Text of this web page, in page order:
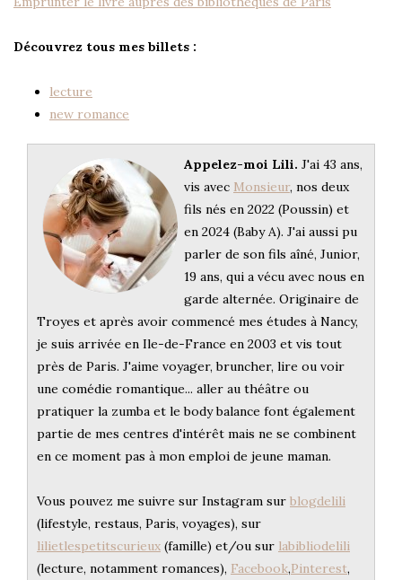
Découvrez tous mes billets :
lecture
new romance
Appelez-moi Lili. J'ai 43 ans,
vis avec Monsieur, nos deux
fils nés en 2022 (Poussin) et
en 2024 (Baby A). J'ai aussi pu
parler de son fils aîné, Junior,
19 ans, qui a vécu avec nous en
garde alternée. Originaire de
Troyes et après avoir commencé mes études à Nancy,
je suis arrivée en Ile-de-France en 2003 et vis tout
près de Paris. J'aime voyager, bruncher, lire ou voir
une comédie romantique... aller au théâtre ou
pratiquer la zumba et le body balance font également
partie de mes centres d'intérêt mais ne se combinent
en ce moment pas à mon emploi de jeune maman.
Vous pouvez me suivre sur Instagram sur blogdelili
(lifestyle, restaus, Paris, voyages), sur
lilietlespetitscurieux (famille) et/ou sur labibliodelili
(lecture, notamment romances), Facebook,Pinterest,